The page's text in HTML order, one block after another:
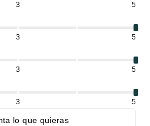
3 5
3 5
3 5
3 5
lo que quieras